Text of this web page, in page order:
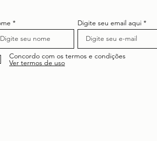
Digite seu email aqui
Concordo com os termos e condições
Ver termos de uso